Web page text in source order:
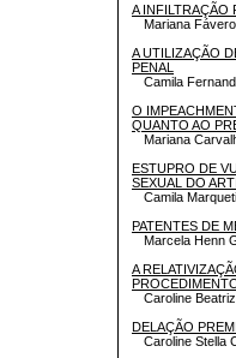
A INFILTRAÇÃO
Mariana
A UTILIZAÇÃO
PENAL
Camila
O
QUANTO AO
Mariana
ESTUPRO DE
SEXUAL DO
Camila
PATENTES DE
Marcela Henn
A
Caroline
DELAÇÃO
Caroline Stella